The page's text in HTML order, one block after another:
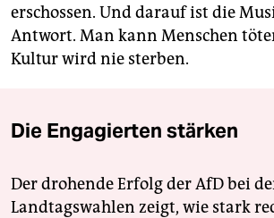
erschossen. Und darauf ist die
Antwort. Man kann Menschen
Kultur wird nie sterben.
Die Engagierten stärken
Der drohende Erfolg der AfD bei
Landtagswahlen zeigt, wie stark